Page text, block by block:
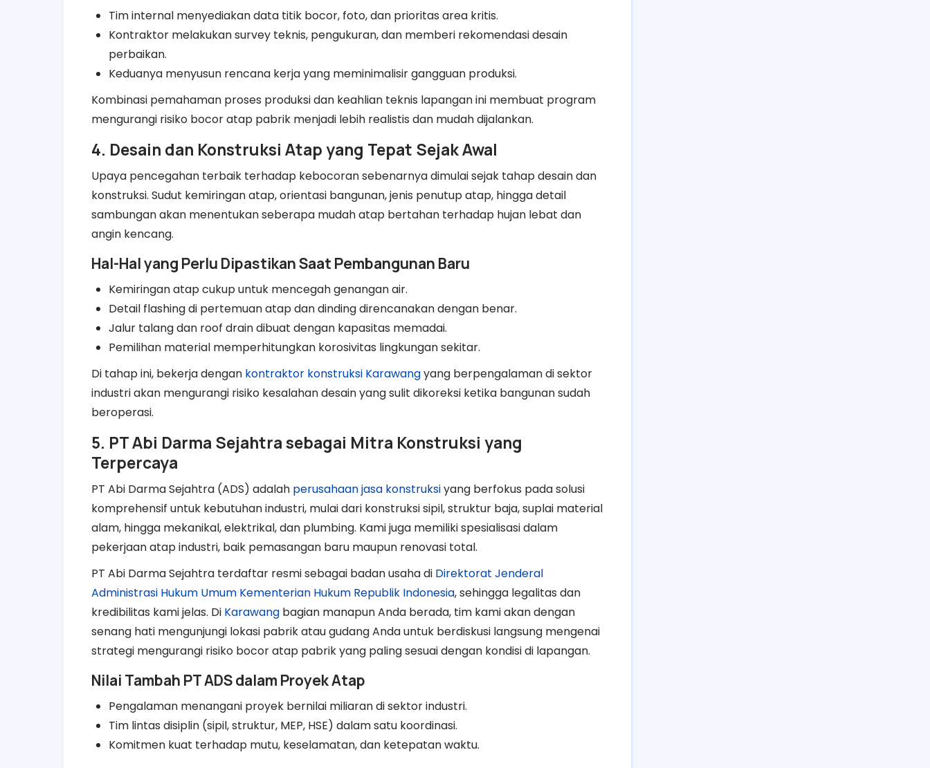
Tim internal menyediakan data titik bocor, foto, dan prioritas area kritis.
Kontraktor melakukan survey teknis, pengukuran, dan memberi rekomendasi desain
perbaikan.
Keduanya menyusun rencana kerja yang meminimalisir gangguan produksi.
Kombinasi pemahaman proses produksi dan keahlian teknis lapangan ini membuat program
mengurangi risiko bocor atap pabrik menjadi lebih realistis dan mudah dijalankan.
4. Desain dan Konstruksi Atap yang Tepat Sejak Awal
Upaya pencegahan terbaik terhadap kebocoran sebenarnya dimulai sejak tahap desain dan
konstruksi. Sudut kemiringan atap, orientasi bangunan, jenis penutup atap, hingga detail
sambungan akan menentukan seberapa mudah atap bertahan terhadap hujan lebat dan
angin kencang.
Hal-Hal yang Perlu Dipastikan Saat Pembangunan Baru
Kemiringan atap cukup untuk mencegah genangan air.
Detail flashing di pertemuan atap dan dinding direncanakan dengan benar.
Jalur talang dan roof drain dibuat dengan kapasitas memadai.
Pemilihan material memperhitungkan korosivitas lingkungan sekitar.
Di tahap ini, bekerja dengan kontraktor konstruksi Karawangyang berpengalaman di sektor
industri akan mengurangi risiko kesalahan desain yang sulit dikoreksi ketika bangunan sudah
beroperasi.
5. PT Abi Darma Sejahtra sebagai Mitra Konstruksi yang
Terpercaya
PT Abi Darma Sejahtra (ADS) adalah perusahaan jasa konstruksiyang berfokus pada solusi
komprehensif untuk kebutuhan industri, mulai dari konstruksi sipil, struktur baja, suplai material
alam, hingga mekanikal, elektrikal, dan plumbing. Kami juga memiliki spesialisasi dalam
pekerjaan atap industri, baik pemasangan baru maupun renovasi total.
PT Abi Darma Sejahtra terdaftar resmi sebagai badan usaha di Direktorat Jenderal
Administrasi Hukum Umum Kementerian Hukum Republik Indonesia, sehingga legalitas dan
kredibilitas kami jelas. Di Karawang bagian manapun Anda berada, tim kami akan dengan
senang hati mengunjungi lokasi pabrik atau gudang Anda untuk berdiskusi langsung mengenai
strategi mengurangi risiko bocor atap pabrik yang paling sesuai dengan kondisi di lapangan.
Nilai Tambah PT ADS dalam Proyek Atap
Pengalaman menangani proyek bernilai miliaran di sektor industri.
Tim lintas disiplin (sipil, struktur, MEP, HSE) dalam satu koordinasi.
Komitmen kuat terhadap mutu, keselamatan, dan ketepatan waktu.